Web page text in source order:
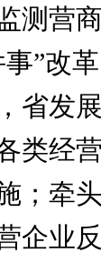
测营
”改
省发
类经
；牵
企业